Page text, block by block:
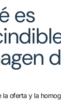
es
oferta y la